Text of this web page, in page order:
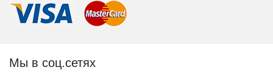
Мы в соц.сетях